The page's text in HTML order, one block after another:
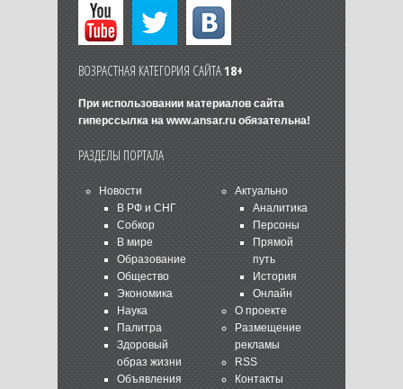
ВОЗРАСТНАЯ КАТЕГОРИЯ САЙТА18+
При использовании материалов сайта
гиперссылка на www.ansar.ruобязательна!
РАЗДЕЛЫ ПОРТАЛА
Новости
В РФ и СНГ
Собкор
В мире
Образование
Общество
Экономика
Наука
Палитра
Здоровый
образ жизни
Объявления
Актуально
Аналитика
Персоны
Прямой
путь
История
Онлайн
О проекте
Размещение
рекламы
RSS
Контакты